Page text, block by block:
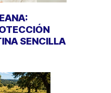
SENCILLA